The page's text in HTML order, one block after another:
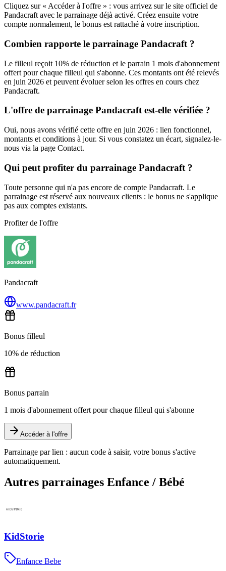
Cliquez sur « Accéder à l'offre » : vous arrivez sur le site officiel de
Pandacraft avec le parrainage déjà activé. Créez ensuite votre
compte normalement, le bonus est rattaché à votre inscription.
Combien rapporte le parrainage Pandacraft ?
Le filleul reçoit 10% de réduction et le parrain 1 mois d'abonnement
offert pour chaque filleul qui s'abonne. Ces montants ont été relevés
en juin 2026 et peuvent évoluer selon les offres en cours chez
Pandacraft.
L'offre de parrainage Pandacraft est-elle vérifiée ?
Oui, nous avons vérifié cette offre en juin 2026 : lien fonctionnel,
montants et conditions à jour. Si vous constatez un écart, signalez-le-
nous via la page Contact.
Qui peut profiter du parrainage Pandacraft ?
Toute personne qui n'a pas encore de compte Pandacraft. Le
parrainage est réservé aux nouveaux clients : le bonus ne s'applique
pas aux comptes existants.
Profiter de l'offre
Pandacraft
www.pandacraft.fr
Bonus filleul
10% de réduction
Bonus parrain
1 mois d'abonnement offert pour chaque filleul qui s'abonne
Accéder à l'offre
Parrainage par lien : aucun code à saisir, votre bonus s'active
automatiquement.
Autres parrainages Enfance / Bébé
KidStorie
Enfance Bebe